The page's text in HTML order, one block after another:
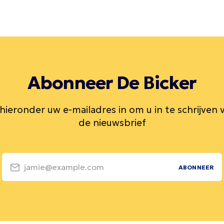
Abonneer De Bicker
uw e-mailadres in om u in te schrijven
de nieuwsbrief
jamie@example.com ABONNEER